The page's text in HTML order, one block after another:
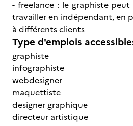
- freelance : le graphiste
travailler en indépendant, en
à différents clients
Type d'emplois
graphiste
infographiste
webdesigner
maquettiste
designer graphique
directeur artistique